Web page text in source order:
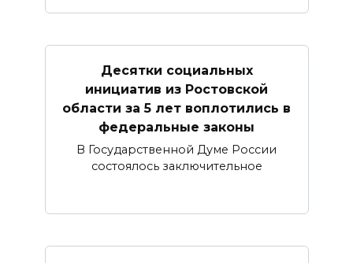
Десятки социальных
инициатив из Ростовской
области за 5 лет воплотились в
федеральные законы
В Государственной Думе России
состоялось заключительное